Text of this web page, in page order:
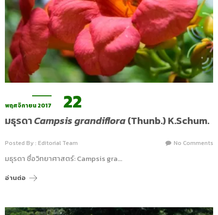
พฤศจิกายน 2017 22
มธุรดาCampsis grandiflora(Thunb.) K.Schum.
Posted By : Editorial Team No Comments
มธุรดา ชื่อวิทยาศาสตร์: Campsis gra…
อ่านต่อ